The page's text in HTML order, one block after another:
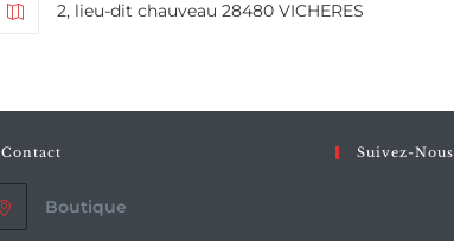
2, lieu-dit chauveau 28480 VICHERES
Contact
Boutique
Suivez-Nous